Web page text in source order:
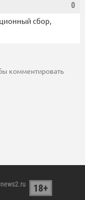
0
сбор,
комментировать
18+